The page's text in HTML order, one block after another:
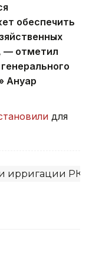
обеспечить
— отметил
Ануар
для
ирригации РК